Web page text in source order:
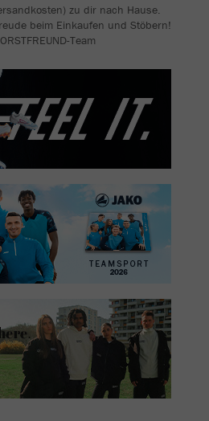
zu dir nach Hause.
beim Einkaufen und Stöbern!
Team